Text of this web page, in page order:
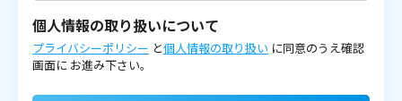
個人情報の取り扱いについて
プライバシーポリシー と個人情報の取り扱い に同意のうえ確認
画面に お進み下さい。